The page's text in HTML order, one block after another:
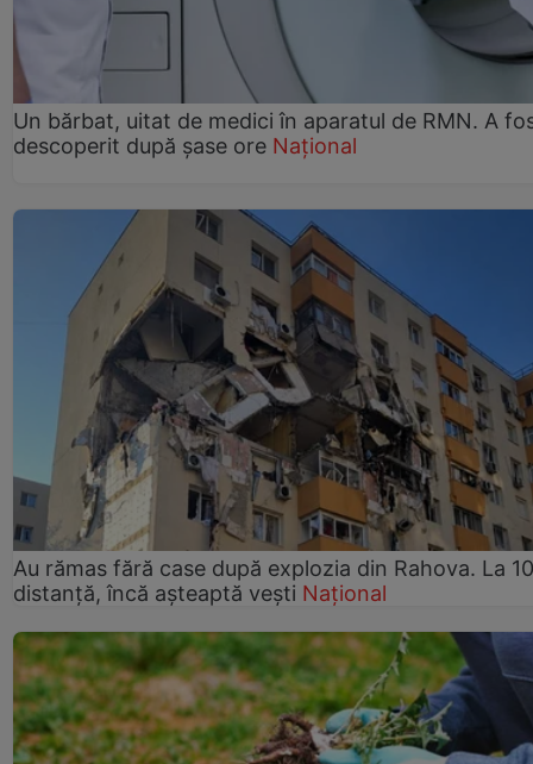
Un bărbat, uitat de medici în aparatul de RMN. A
descoperit după șase ore Național
Au rămas fără case după explozia din Rahova. La
distanță, încă așteaptă vești Național